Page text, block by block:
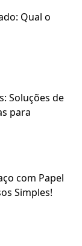
Qual o
Soluções de
para
com Papel
Simples!